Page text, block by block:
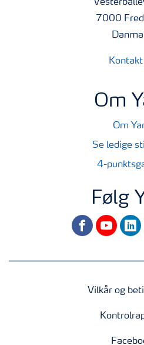
7000
Kontakt
Om
Om
Se ledige
4-
Følg
facebookyoutube
Vilkår og